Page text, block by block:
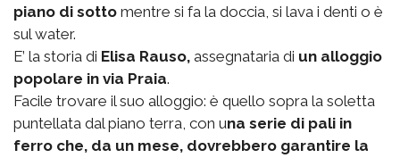
piano di sotto mentre si fa la doccia, si lava i denti o è
sul water.
E’ la storia di Elisa Rauso, assegnataria di un alloggio
popolare in via Praia.
Facile trovare il suo alloggio: è quello sopra la soletta
puntellata dal piano terra, con una serie di pali in
ferro che, da un mese, dovrebbero garantire la